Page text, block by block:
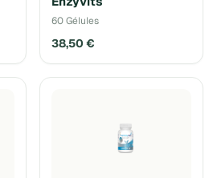
60 Gélules
38,50 €